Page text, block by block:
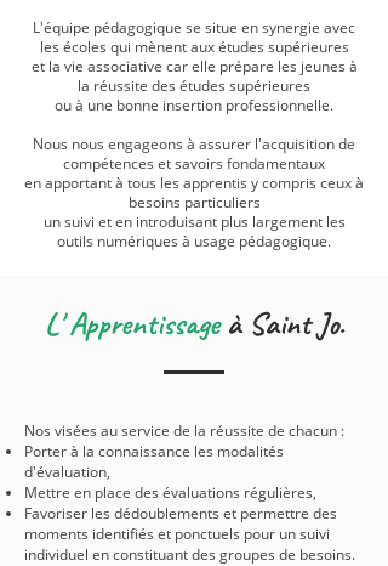
L'équipe pédagogique se situe en synergie avec
les écoles qui mènent aux études supérieures
et la vie associative car elle prépare les jeunes à
la réussite des études supérieures
ou à une bonne insertion professionnelle.
Nous nous engageons à assurer l'acquisition de
compétences et savoirs fondamentaux
en apportant à tous les apprentis y compris ceux à
besoins particuliers
un suivi et en introduisant plus largement les
outils numériques à usage pédagogique.
L' Apprentissageà Saint Jo.
​Nos visées au service de la réussite de chacun :
Porter à la connaissance les modalités
d'évaluation,
Mettre en place des évaluations régulières,
Favoriser les dédoublements et permettre des
moments identifiés et ponctuels pour un suivi
individuel en constituant des groupes de besoins.